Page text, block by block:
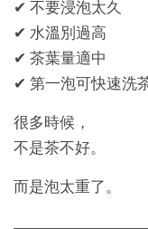
✔ 不要浸泡太久
✔ 水溫別過高
✔ 茶葉量適中
✔ 第一泡可快速洗
很多時候，
不是茶不好。
而是泡太重了。